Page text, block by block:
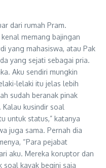
dari rumah Pram.
memang bajingan
yang mahasiswa, atau Pak
yang sejati sebagai pria.
Aku sendiri mungkin
lelaki itu jelas lebih
sudah beranak pinak
kusindir soal
untuk status,” katanya
juga sama. Pernah dia
“Para pejabat
aku. Mereka koruptor dan
soal kayak begini saja